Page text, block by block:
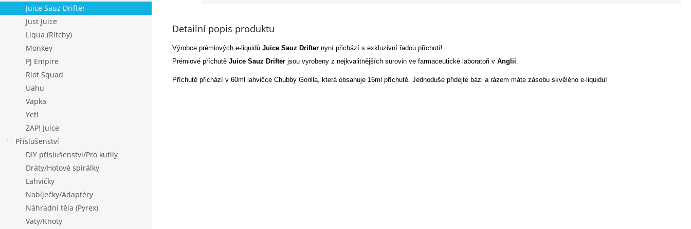
Juice Sauz Drifter
Just Juice
Liqua (Ritchy)
Monkey
PJ Empire
Riot Squad
Uahu
Vapka
Yeti
ZAP! Juice
Příslušenství
DIY příslušenství/Pro kutily
Dráty/Hotové spirálky
Lahvičky
Nabíječky/Adaptéry
Náhradní těla (Pyrex)
Vaty/Knoty
Detailní popis produktu
Výrobce prémiových e-liquidů Juice Sauz Drifter nyní přichází s exkluzivní řadou příchutí!
Prémiové příchutě Juice Sauz Drifter jsou vyrobeny z nejkvalitnějších surovin ve farmaceutické laboratoři v Anglii
Příchutě přichází v 60ml lahvičce Chubby Gorilla, která obsahuje 16ml příchutě. Jednoduše přidejte bázi a rázem máte zásobu skvělého e-liquidu!